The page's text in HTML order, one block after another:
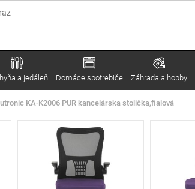
a jedáleň Domáce spotrebiče Záhrada a hobby
KA-K2006 PUR kancelárska stolička,fialová